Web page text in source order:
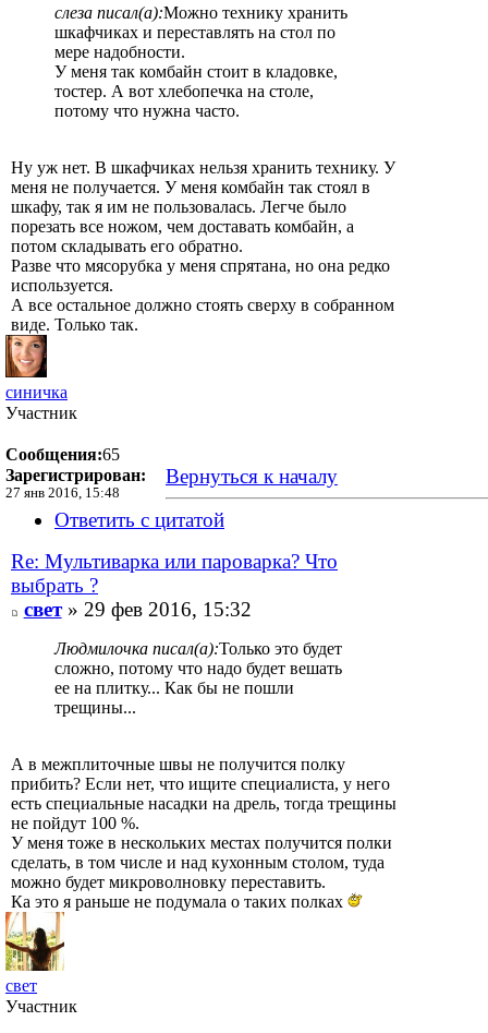
слеза писал(а):Можно технику хранить
шкафчиках и переставлять на стол по
мере надобности.
У меня так комбайн стоит в кладовке,
тостер. А вот хлебопечка на столе,
потому что нужна часто.
Ну уж нет. В шкафчиках нельзя хранить технику. У
меня не получается. У меня комбайн так стоял в
шкафу, так я им не пользовалась. Легче было
порезать все ножом, чем доставать комбайн, а
потом складывать его обратно.
Разве что мясорубка у меня спрятана, но она редко
используется.
А все остальное должно стоять сверху в собранном
виде. Только так.
синичка
Участник
Сообщения:65
Зарегистрирован:
27 янв 2016, 15:48
Вернуться к началу
Ответить с цитатой
Re: Мультиварка или пароварка? Что
выбрать ?
свет» 29 фев 2016, 15:32
Людмилочка писал(а):Только это будет
сложно, потому что надо будет вешать
ее на плитку... Как бы не пошли
трещины...
А в межплиточные швы не получится полку
прибить? Если нет, что ищите специалиста, у него
есть специальные насадки на дрель, тогда трещины
не пойдут 100 %.
У меня тоже в нескольких местах получится полки
сделать, в том числе и над кухонным столом, туда
можно будет микроволновку переставить.
Ка это я раньше не подумала о таких полках
свет
Участник